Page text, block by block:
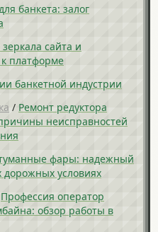
банкета: залог
сайта и
к платформе
банкетной индустрии
/ Ремонт редуктора
неисправностей
фары: надежный
условиях
Профессия оператор
обзор работы в